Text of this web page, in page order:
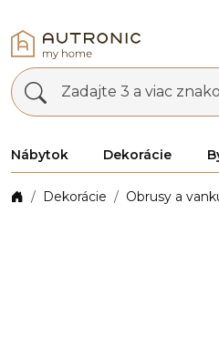
Zadajte 3 a viac
Nábytok Dekorácie
Dekorácie Obrusy a